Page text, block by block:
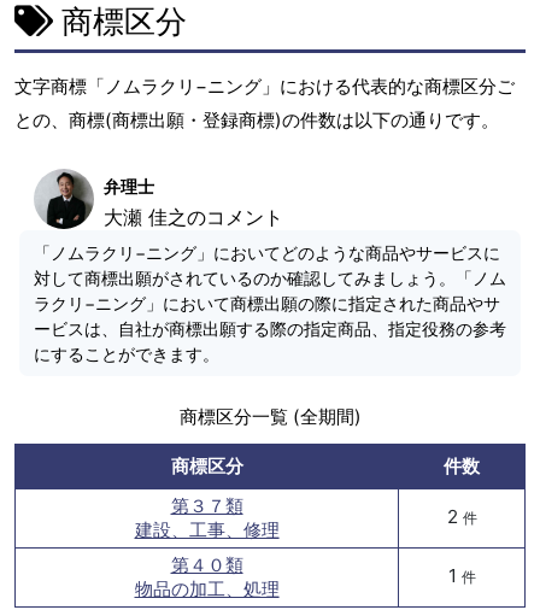
商標区分
文字商標「ノムラクリ−ニング」における代表的な商標区分ご
との、商標(商標出願・登録商標)の件数は以下の通りです。
弁理士
大瀬 佳之のコメント
「ノムラクリ−ニング」においてどのような商品やサービスに
対して商標出願がされているのか確認してみましょう。「ノム
ラクリ−ニング」において商標出願の際に指定された商品やサ
ービスは、自社が商標出願する際の指定商品、指定役務の参考
にすることができます。
商標区分一覧 (全期間)
商標区分
件数
第３７類
建設、工事、修理
2 件
第４０類
物品の加工、処理
1 件